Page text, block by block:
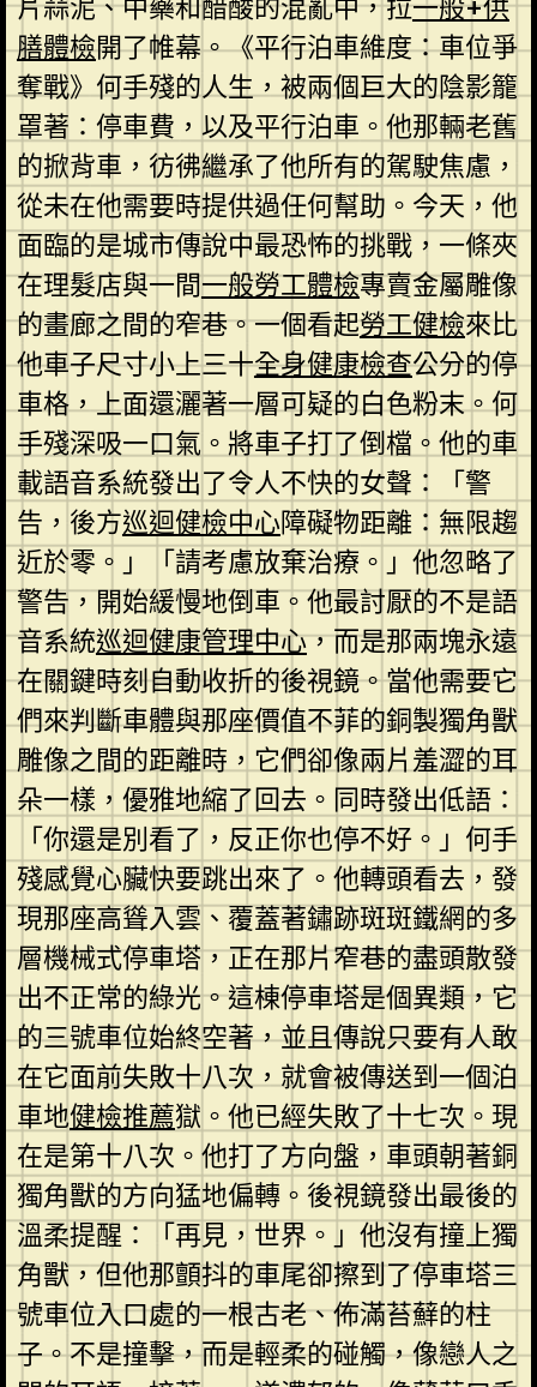
片蒜泥、中藥和醋酸的混亂中，拉一般+供
膳體檢開了帷幕。《平行泊車維度：車位爭
奪戰》何手殘的人生，被兩個巨大的陰影籠
罩著：停車費，以及平行泊車。他那輛老舊
的掀背車，彷彿繼承了他所有的駕駛焦慮，
從未在他需要時提供過任何幫助。今天，他
面臨的是城市傳說中最恐怖的挑戰，一條夾
在理髮店與一間一般勞工體檢專賣金屬雕像
的畫廊之間的窄巷。一個看起勞工健檢來比
他車子尺寸小上三十全身健康檢查公分的停
車格，上面還灑著一層可疑的白色粉末。何
手殘深吸一口氣。將車子打了倒檔。他的車
載語音系統發出了令人不快的女聲：「警
告，後方巡迴健檢中心障礙物距離：無限趨
近於零。」「請考慮放棄治療。」他忽略了
警告，開始緩慢地倒車。他最討厭的不是語
音系統巡迴健康管理中心，而是那兩塊永遠
在關鍵時刻自動收折的後視鏡。當他需要它
們來判斷車體與那座價值不菲的銅製獨角獸
雕像之間的距離時，它們卻像兩片羞澀的耳
朵一樣，優雅地縮了回去。同時發出低語：
「你還是別看了，反正你也停不好。」何手
殘感覺心臟快要跳出來了。他轉頭看去，發
現那座高聳入雲、覆蓋著鏽跡斑斑鐵網的多
層機械式停車塔，正在那片窄巷的盡頭散發
出不正常的綠光。這棟停車塔是個異類，它
的三號車位始終空著，並且傳說只要有人敢
在它面前失敗十八次，就會被傳送到一個泊
車地健檢推薦獄。他已經失敗了十七次。現
在是第十八次。他打了方向盤，車頭朝著銅
獨角獸的方向猛地偏轉。後視鏡發出最後的
溫柔提醒：「再見，世界。」他沒有撞上獨
角獸，但他那顫抖的車尾卻擦到了停車塔三
號車位入口處的一根古老、佈滿苔蘚的柱
子。不是撞擊，而是輕柔的碰觸，像戀人之